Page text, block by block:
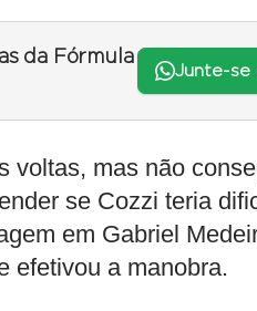
da Fórmula
Junte-se
voltas, mas não
se Cozzi teria
em Gabriel
efetivou a manobra.